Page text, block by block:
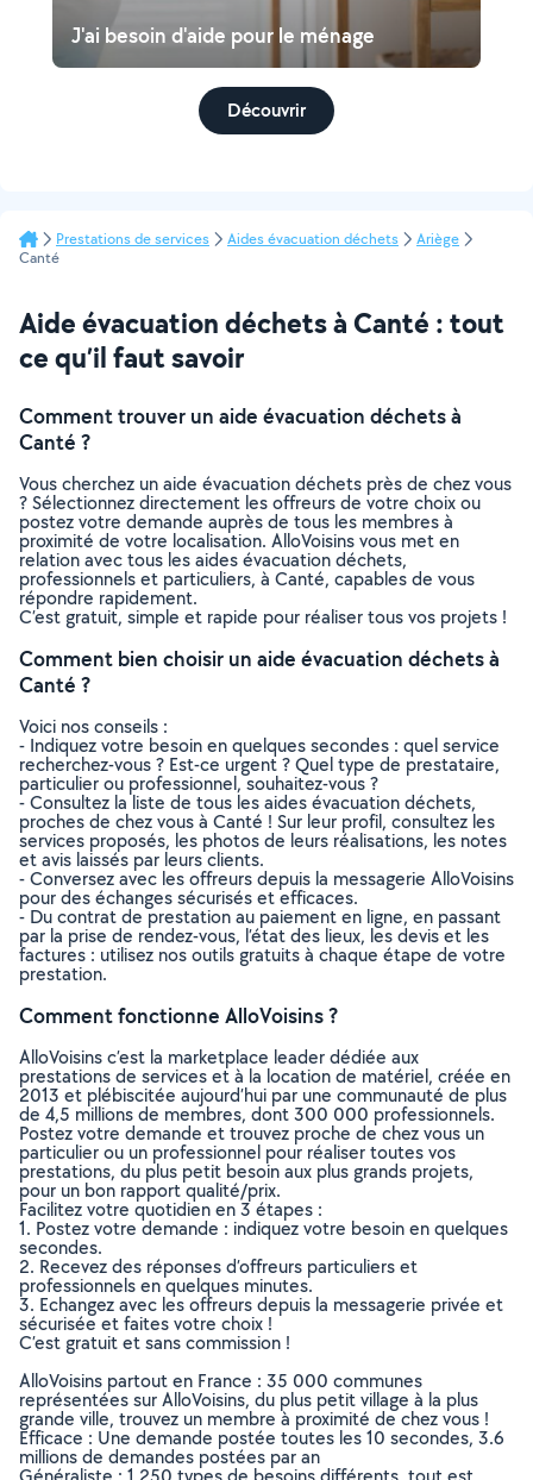
J'ai besoin d'aide pour le ménage
Découvrir
Prestations de services Aides évacuation déchets
Ariège
Canté
Aide évacuation déchets à Canté : tout
ce qu’il faut savoir
Comment trouver un aide évacuation déchets à
Canté ?
Vous cherchez un aide évacuation déchets près de chez vous
? Sélectionnez directement les offreurs de votre choix ou
postez votre demande auprès de tous les membres à
proximité de votre localisation. AlloVoisins vous met en
relation avec tous les aides évacuation déchets,
professionnels et particuliers, à Canté, capables de vous
répondre rapidement.
C’est gratuit, simple et rapide pour réaliser tous vos projets !
Comment bien choisir un aide évacuation déchets à
Canté ?
Voici nos conseils :
- Indiquez votre besoin en quelques secondes : quel service
recherchez-vous ? Est-ce urgent ? Quel type de prestataire,
particulier ou professionnel, souhaitez-vous ?
- Consultez la liste de tous les aides évacuation déchets,
proches de chez vous à Canté ! Sur leur profil, consultez les
services proposés, les photos de leurs réalisations, les notes
et avis laissés par leurs clients.
- Conversez avec les offreurs depuis la messagerie AlloVoisins
pour des échanges sécurisés et efficaces.
- Du contrat de prestation au paiement en ligne, en passant
par la prise de rendez-vous, l’état des lieux, les devis et les
factures : utilisez nos outils gratuits à chaque étape de votre
prestation.
Comment fonctionne AlloVoisins ?
AlloVoisins c’est la marketplace leader dédiée aux
prestations de services et à la location de matériel, créée en
2013 et plébiscitée aujourd’hui par une communauté de plus
de 4,5 millions de membres, dont 300 000 professionnels.
Postez votre demande et trouvez proche de chez vous un
particulier ou un professionnel pour réaliser toutes vos
prestations, du plus petit besoin aux plus grands projets,
pour un bon rapport qualité/prix.
Facilitez votre quotidien en 3 étapes :
1. Postez votre demande : indiquez votre besoin en quelques
secondes.
2. Recevez des réponses d’offreurs particuliers et
professionnels en quelques minutes.
3. Echangez avec les offreurs depuis la messagerie privée et
sécurisée et faites votre choix !
C’est gratuit et sans commission !
AlloVoisins partout en France : 35 000 communes
représentées sur AlloVoisins, du plus petit village à la plus
grande ville, trouvez un membre à proximité de chez vous !
Efficace : Une demande postée toutes les 10 secondes, 3.6
millions de demandes postées par an